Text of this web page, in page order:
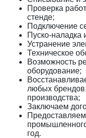
Проверка
стенде;
Подключение
Пуско-наладка
Устранение
Техническое
Возможность
оборудование;
любых
производства;
Заключаем
год.